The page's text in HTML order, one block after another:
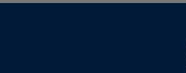
Secondary